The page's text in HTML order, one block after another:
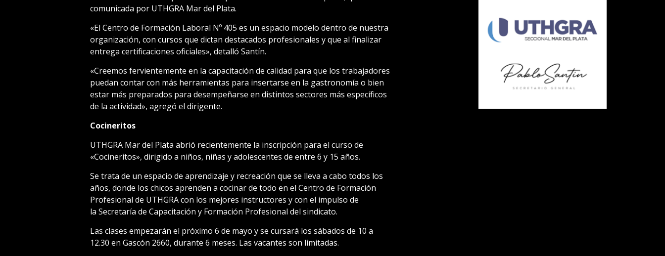
comunicada por UTHGRA Mar del Plata.
«El Centro de Formación Laboral Nº 405 es un espacio modelo dentro de nuestra
organización, con cursos que dictan destacados profesionales y que al finalizar
entrega certificaciones oficiales», detalló Santín.
«Creemos fervientemente en la capacitación de calidad para que los trabajadores
puedan contar con más herramientas para insertarse en la gastronomía o bien
estar más preparados para desempeñarse en distintos sectores más específicos
de la actividad», agregó el dirigente.
Cocineritos
UTHGRA Mar del Plata abrió recientemente la inscripción para el curso de
«Cocineritos», dirigido a niños, niñas y adolescentes de entre 6 y 15 años.
Se trata de un espacio de aprendizaje y recreación que se lleva a cabo todos los
años, donde los chicos aprenden a cocinar de todo en el Centro de Formación
Profesional de UTHGRA con los mejores instructores y con el impulso de
la Secretaría de Capacitación y Formación Profesional del sindicato.
Las clases empezarán el próximo 6 de mayo y se cursará los sábados de 10 a
12.30 en Gascón 2660, durante 6 meses. Las vacantes son limitadas.